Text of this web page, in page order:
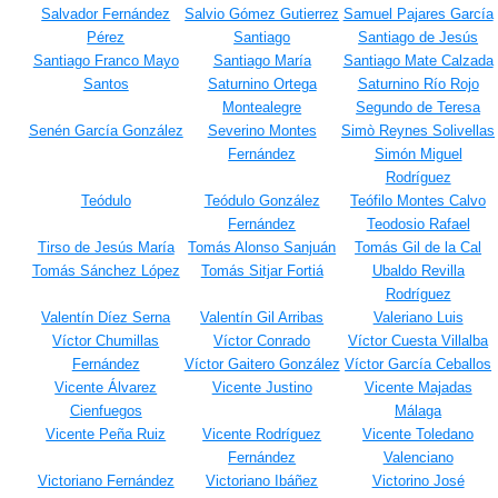
Salvador Fernández
Pérez
Salvio Gómez Gutierrez Samuel Pajares García
Santiago
Santiago de Jesús
Santiago Franco Mayo
Santiago María
Santiago Mate Calzada
Santos
Saturnino Ortega
Montealegre
Saturnino Río Rojo
Segundo de Teresa
Senén García González
Severino Montes
Fernández
Simò Reynes Solivellas
Simón Miguel
Rodríguez
Teódulo
Teódulo González
Fernández
Teófilo Montes Calvo
Teodosio Rafael
Tirso de Jesús María
Tomás Alonso Sanjuán
Tomás Gil de la Cal
Tomás Sánchez López
Tomás Sitjar Fortiá
Ubaldo Revilla
Rodríguez
Valentín Díez Serna
Valentín Gil Arribas
Valeriano Luis
Víctor Chumillas
Fernández
Víctor Conrado
Víctor Cuesta Villalba
Víctor Gaitero González Víctor García Ceballos
Vicente Álvarez
Cienfuegos
Vicente Justino
Vicente Majadas
Málaga
Vicente Peña Ruiz
Vicente Rodríguez
Fernández
Vicente Toledano
Valenciano
Victoriano Fernández
Victoriano Ibáñez
Victorino José